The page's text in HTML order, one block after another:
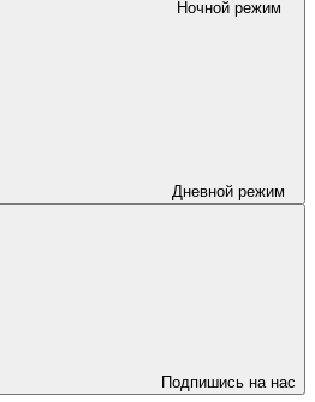
Ночной режим
Дневной режим
Подпишись на нас